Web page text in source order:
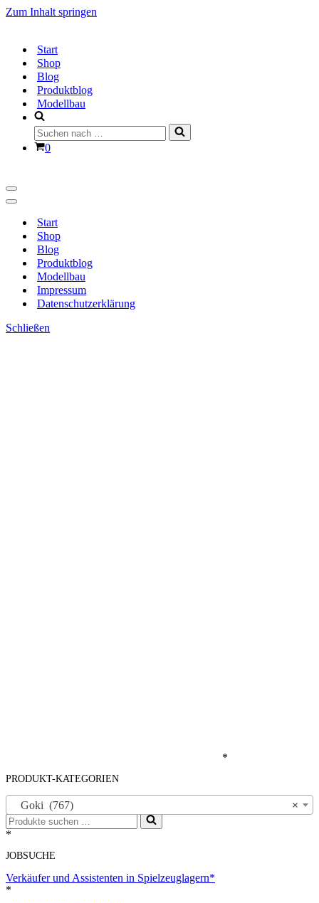
Zum Inhalt springen
Start
Shop
Blog
Produktblog
Modellbau
Suchen
nach …
Warenkorb
0
Navigationsmenü
Navigationsmenü
Start
Shop
Blog
Produktblog
Modellbau
Impressum
Datenschutzerklärung
Schließen
*
PRODUKT-KATEGORIEN
×
Goki (767)
Suchen
nach …
*
JOBSUCHE
Verkäufer und Assistenten in Spielzeuglagern*
*